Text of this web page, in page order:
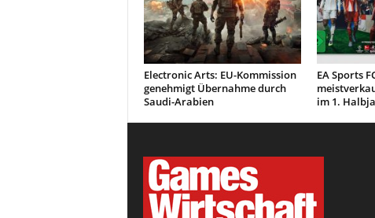
Electronic Arts: EU-Kommission
genehmigt Übernahme durch
Saudi-Arabien
EA Sports
im 1.